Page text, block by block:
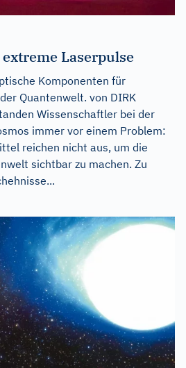
Laserpulse
Komponenten für
Quantenwelt. von DIRK
Wissenschaftler bei der
immer vor einem Problem:
reichen nicht aus, um die
sichtbar zu machen. Zu